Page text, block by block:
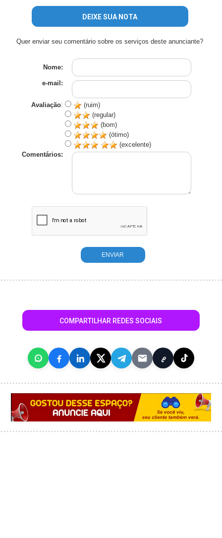
DEIXE SUA NOTA
Quer enviar seu comentário sobre os serviços deste anunciante?
Nome:
e-mail:
Avaliação:
(ruim)
(regular)
(bom)
(ótimo)
(excelente)
Comentários:
COMPARTILHAR REDES SOCIAIS